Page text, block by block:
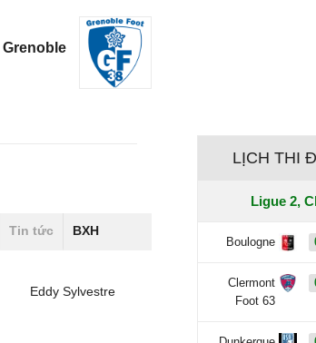
Grenoble
Tin tức BXH
Eddy Sylvestre
LỊCH THI
Ligue 2,
Boulogne
Clermont
Foot 63